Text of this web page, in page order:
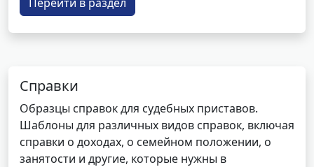
Справки
Образцы справок для судебных приставов.
Шаблоны для различных видов справок, включая
справки о доходах, о семейном положении, о
занятости и другие, которые нужны в